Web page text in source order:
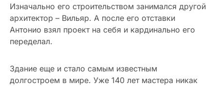
Изначально его строительством занимался другой
архитектор – Вильяр. А после его отставки
Антонио взял проект на себя и кардинально его
переделал.
Здание еще и стало самым известным
долгостроем в мире. Уже 140 лет мастера никак